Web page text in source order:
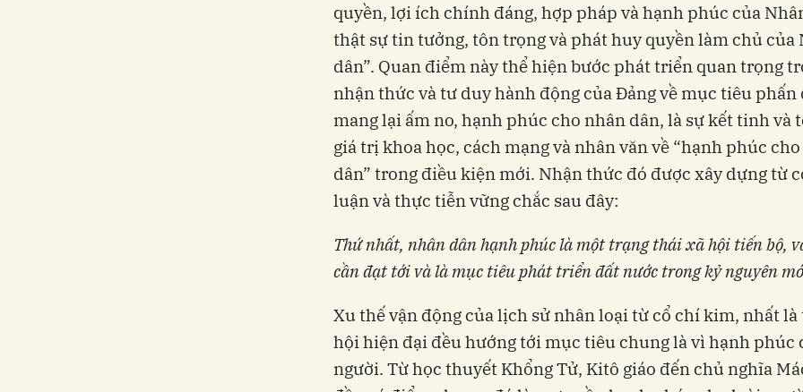
quyền, lợi ích chính đáng, hợp pháp và hạnh phúc của
thật sự tin tưởng, tôn trọng và phát huy quyền làm chủ của
dân”. Quan điểm này thể hiện bước phát triển quan trọng
nhận thức và tư duy hành động của Đảng về mục tiêu phấn
mang lại ấm no, hạnh phúc cho nhân dân, là sự kết tinh và
giá trị khoa học, cách mạng và nhân văn về “hạnh phúc
dân” trong điều kiện mới. Nhận thức đó được xây dựng từ
luận và thực tiễn vững chắc sau đây:
Thứ nhất, nhân dân hạnh phúc là một trạng thái xã hội tiến bộ,
cần đạt tới và là mục tiêu phát triển đất nước trong kỷ nguyên
Xu thế vận động của lịch sử nhân loại từ cổ chí kim, nhất là
hội hiện đại đều hướng tới mục tiêu chung là vì hạnh phúc
người. Từ học thuyết Khổng Tử, Kitô giáo đến chủ nghĩa